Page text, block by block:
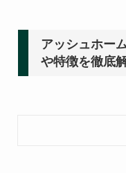
アッシュホー
や特徴を徹底